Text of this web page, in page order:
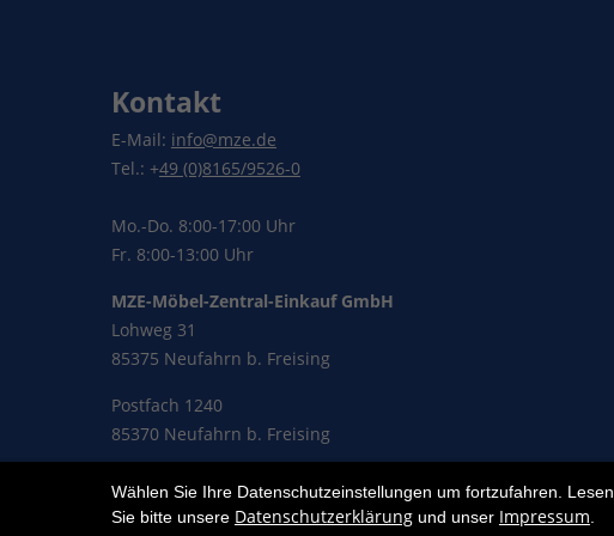
Kontakt
E-Mail: info@mze.de
Tel.: +49 (0)8165/9526-0
Mo.-Do. 8:00-17:00 Uhr
Fr. 8:00-13:00 Uhr
MZE-Möbel-Zentral-Einkauf GmbH
Lohweg 31
85375 Neufahrn b. Freising
Postfach 1240
85370 Neufahrn b. Freising
Wählen Sie Ihre Datenschutzeinstellungen um fortzufahren. Lesen
Sie bitte unsere Datenschutzerklärungund unser Impressum.